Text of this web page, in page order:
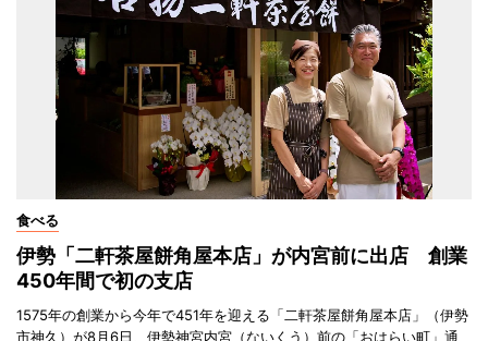
食べる
伊勢「二軒茶屋餅角屋本店」が内宮前に出店 創業
450年間で初の支店
1575年の創業から今年で451年を迎える「二軒茶屋餅角屋本店」（伊勢
市神久）が8月6日、伊勢神宮内宮（ないくう）前の「おはらい町」通